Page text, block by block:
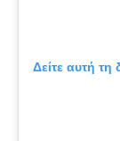
Δείτε αυτή